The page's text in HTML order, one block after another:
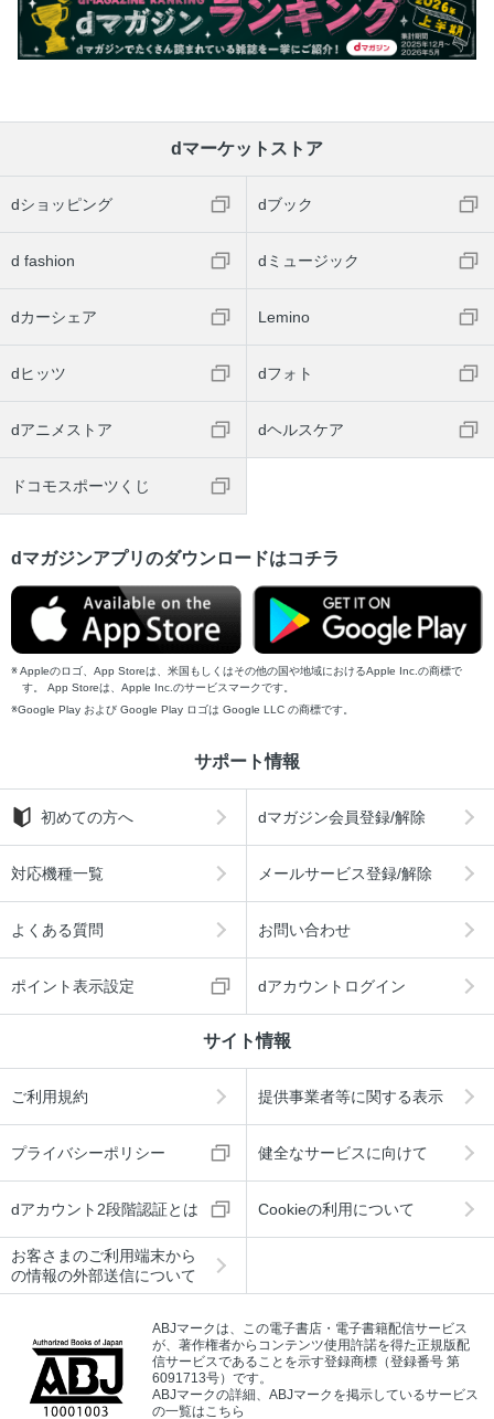
イ】
MONTHLY 52TOYS TOPICS!【52TOYS】●しげる
宇宙船H.S.S.
PROJECT R.E.D. TOY ARCHIVE【バンダイ】●徳重耕一郎
LEGACYSOUL ミクロマン【タカラトミー】
1/60 DIACLONE WORLD【タカラトミー】●池田元気、五十
嵐浩司
DANGAN EXPRESS●高井近志
Mega×Hobby
Tony’sヒロインワークス
俺たちの勇気は死なない！●米たにヨシトモ、綱島志朗/ワー
ルドアーマードトレイン●しづみつるぎ
HOBBY JAPAN CHARACTERS
[HJ FRONT LINE] HEAD LINE／JAF子MG
[HJ FRONT LINE] NEW ITEM
[HJ FRONT LINE] GAME & AUDIO
読者のページ
ホビージャパン愛読者プレゼント
柿沼秀樹のmovie movie●柿沼秀樹
UMAは怪獣だ!!●中沢 健／川村万梨阿＆椋本夏夜の淑女的日
HOW TO BUILD MAX渡辺●MAX渡辺
第29回全日本オラザク選手権 参加用紙
奥付
dマーケットストア
dショッピング dブック
d fashion dミュージック
dカーシェア Lemino
dヒッツ dフォト
dアニメストア dヘルスケア
ドコモスポーツくじ
dマガジンアプリのダウンロードはコチラ
Appleのロゴ、App Storeは、米国もしくはその他の国や地域におけるApple Inc.の商標で
す。 App Storeは、Apple Inc.のサービスマークです。
Google Play および Google Play ロゴは Google LLC の商標です。
サポート情報
初めての方へ dマガジン会員登録/解除
対応機種一覧 メールサービス登録/解除
よくある質問 お問い合わせ
ポイント表示設定 dアカウントログイン
サイト情報
ご利用規約 提供事業者等に関する表示
プライバシーポリシー 健全なサービスに向けて
dアカウント2段階認証とは Cookieの利用について
お客さまのご利用端末から
の情報の外部送信について
ABJマークは、この電子書店・電子書籍配信サービス
が、著作権者からコンテンツ使用許諾を得た正規版配
信サービスであることを示す登録商標（登録番号 第
6091713号）です。
ABJマークの詳細、ABJマークを掲示しているサービス
の一覧はこちら